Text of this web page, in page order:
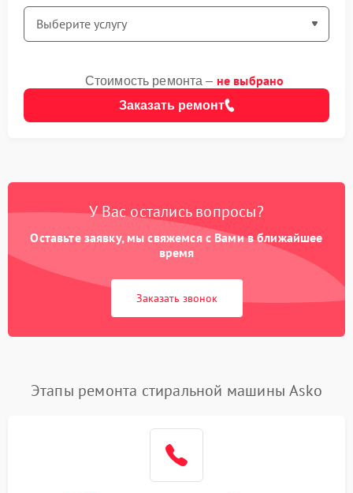
Заказать ремонт
Стоимость ремонта – не выбрано
У Вас остались вопросы?
Оставьте заявку, мы свяжемся с Вами в ближайшее
время
Заказать звонок
Этапы ремонта стиральной машины Asko